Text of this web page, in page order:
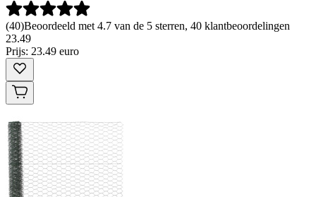
(40)Beoordeeld met 4.7 van de 5 sterren, 40 klantbeoordelingen
23.49
Prijs: 23.49 euro